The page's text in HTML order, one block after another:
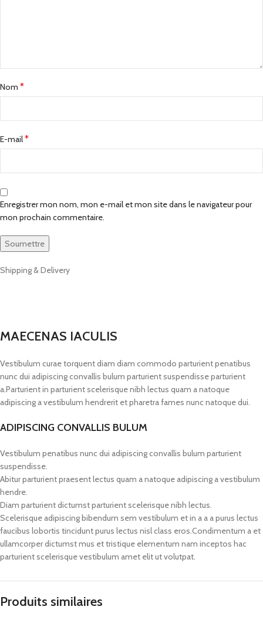
Nom *
E-mail*
Enregistrer mon nom, mon e-mail et mon site dans le navigateur pour
mon prochain commentaire.
Shipping & Delivery
MAECENAS IACULIS
Vestibulum curae torquent diam diam commodo parturient penatibus
nunc dui adipiscing convallis bulum parturient suspendisse parturient
a.Parturient in parturient scelerisque nibh lectus quam a natoque
adipiscing a vestibulum hendrerit et pharetra fames nunc natoque dui.
ADIPISCING CONVALLIS BULUM
Vestibulum penatibus nunc dui adipiscing convallis bulum parturient
suspendisse.
Abitur parturient praesent lectus quam a natoque adipiscing a vestibulum
hendre.
Diam parturient dictumst parturient scelerisque nibh lectus.
Scelerisque adipiscing bibendum sem vestibulum et in a a a purus lectus
faucibus lobortis tincidunt purus lectus nisl class eros.Condimentum a et
ullamcorper dictumst mus et tristique elementum nam inceptos hac
parturient scelerisque vestibulum amet elit ut volutpat.
Produits similaires